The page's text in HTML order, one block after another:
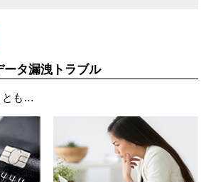
ータ漏洩トラブル
とも…